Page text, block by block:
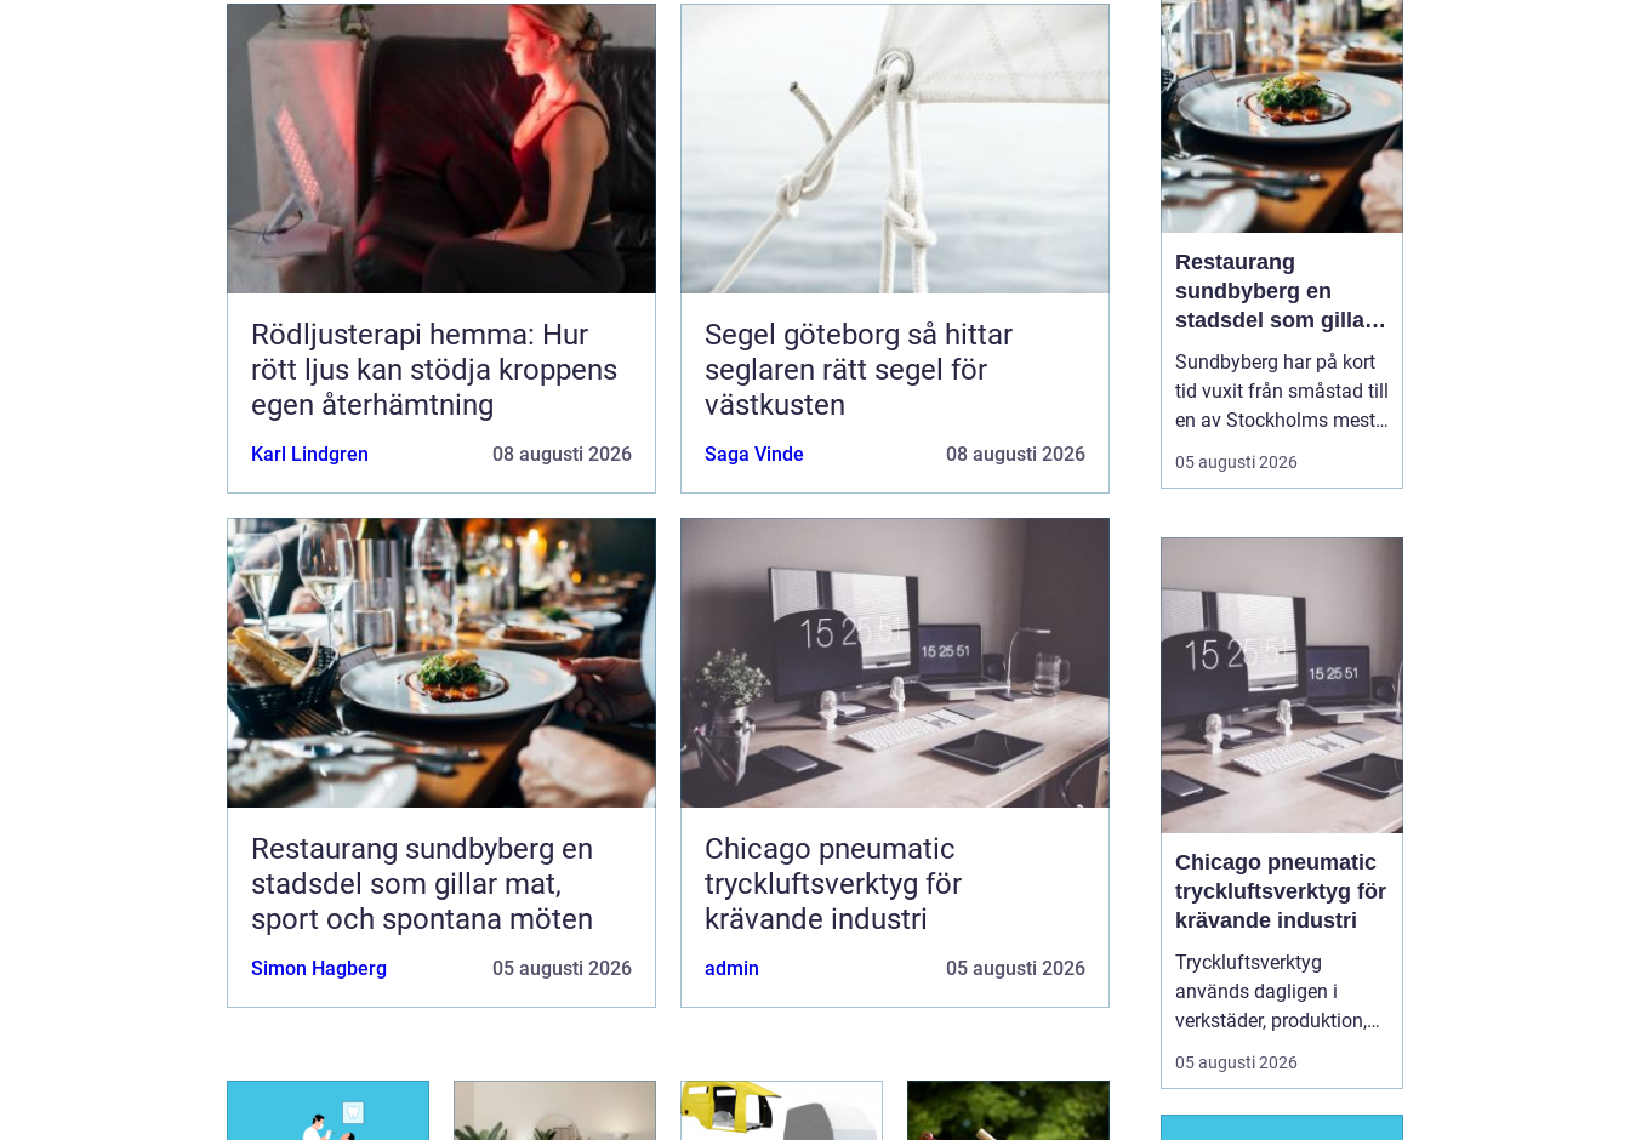
Rödljusterapi hemma: Hur
rött ljus kan stödja kroppens
egen återhämtning
Karl Lindgren 08 augusti 2026
Segel göteborg så hittar
seglaren rätt segel för
västkusten
Saga Vinde 08 augusti 2026
Restaurang sundbyberg en
stadsdel som gillar mat,
sport och spontana möten
Simon Hagberg 05 augusti 2026
Chicago pneumatic
tryckluftsverktyg för
krävande industri
admin 05 augusti 2026
vågor än i skärgårdar
innanför, och säsongen
lockar allt från
semesterseglare till
målmedvetna
kappseglare. För den
som08 augusti 2026
Restaurang
sundbyberg en
stadsdel som gillar
mat, sport och
spontana möten
Sundbyberg har på kort
tid vuxit från småstad till
en av Stockholms mest
levande knutpunkter.
Med nya bostäder,
kommunikationer har
tagit fart. Här blandas
kvarterskrogar, trendiga
bistron och sportbarer
05 augusti 2026
Chicago pneumatic
tryckluftsverktyg för
krävande industri
Tryckluftsverktyg
används dagligen i
verkstäder, produktion,
service och underhåll. De
ska leverera högt
05 augusti 2026